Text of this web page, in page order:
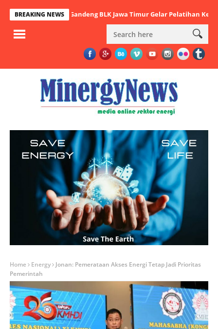
BREAKING NEWS
WMO Gandeng BLK Jawa Timur Gelar Pelatihan Ketrampilan
Home Energy
Jonan: Pemerataan Akses Energi Tetap Jadi Prioritas
Pemerintah